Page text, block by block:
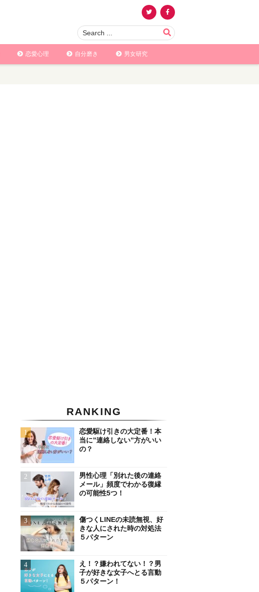
恋愛心理 自分磨き 男女研究
RANKING
恋愛駆け引きの大定番！本
当に”連絡しない”方がいい
の？
男性心理「別れた後の連絡
メール」頻度でわかる復縁
の可能性5つ！
傷つくLINEの未読無視、好
きな人にされた時の対処法
５パターン
え！？嫌われてない！？男
子が好きな女子へとる言動
５パターン！